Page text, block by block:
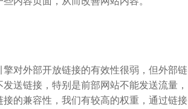
对外部开放链接的有效性很弱，但外部链
送链接，特别是前部网站不能发送流量，
的兼容性，我们有较高的权重，通过链接